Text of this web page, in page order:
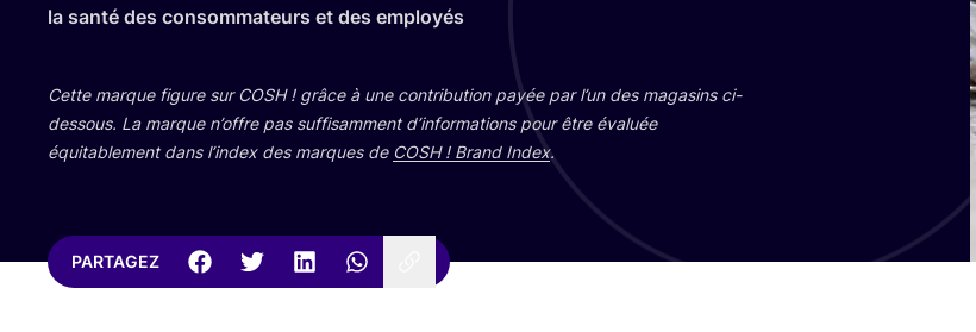
la san­té des consom­ma­teurs et des employés
Cette marque figure sur COSH! grâce à une contri­bu­tion payée par l’un des maga­sins ci-
des­sous. La marque n’offre pas suf­fi­sam­ment d’in­for­ma­tions pour être éva­luée
équi­ta­ble­ment dans l’in­dex des marques de COSH! Brand Index.
PARTAGEZ